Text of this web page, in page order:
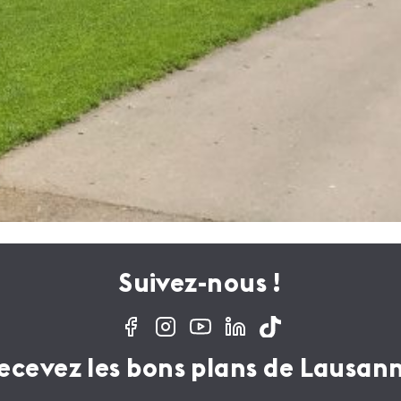
Suivez-nous !
les bons plans de